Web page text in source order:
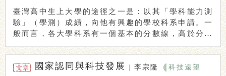
臺灣高中生上大學的途徑之一是：以其「學科能力測
驗」（學測）成績，向他有興趣的學校科系申請。一
般而言，各大學科系有一個基本的分數線，高於分數
國家認同與科技發展 | 李宗隆 科技遠望